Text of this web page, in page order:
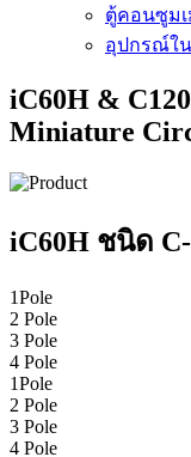
ตู้คอนซูม
อุปกรณ์ใ
iC60H &
Miniature
iC60H ชนิด
1Pole
2 Pole
3 Pole
4 Pole
1Pole
2 Pole
3 Pole
4 Pole